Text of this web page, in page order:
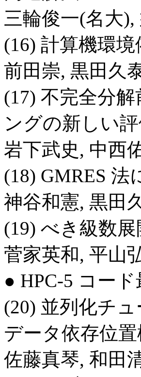
三輪俊一(名大
(16) 計算機環
前田崇, 黒田久
(17) 不完全分
ングの新しい
岩下武史, 中西
(18) GMRES
神谷和憲, 黒田
(19) べき級数
菅家英和, 平山
● HPC-5 コー
(20) 並列化チ
データ依存位
佐藤真琴, 和田